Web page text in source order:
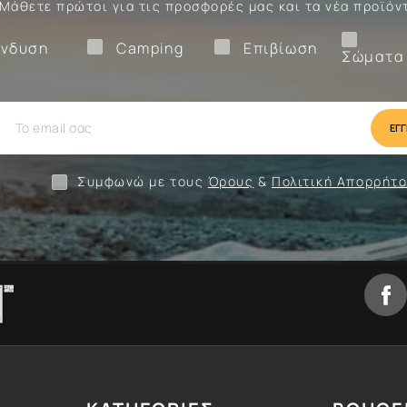
Μάθετε πρώτοι για τις προσφορές μας και τα νέα
Επιβίωση
Επιβίωση
Camping
Camping
Ένδυση
Συμφωνώ με τους Όρους & Πολιτική